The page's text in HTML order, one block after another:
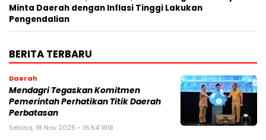
Minta Daerah dengan Inflasi Tinggi Lakukan
Pengendalian
BERITA TERBARU
Daerah
Mendagri Tegaskan Komitmen
Pemerintah Perhatikan Titik Daerah
Perbatasan
Selasa, 18 Nov 2025 - 16:54 WIB